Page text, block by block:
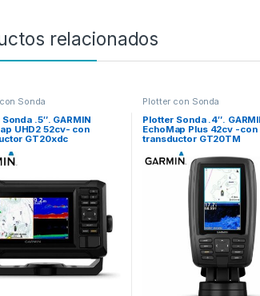
relacionados
Sonda
.5″. GARMIN
UHD2 52cv- con
GT20xdc
Plotter con Sonda
Plotter Sonda .4″.
EchoMap Plus 42cv -con
transductor GT20TM